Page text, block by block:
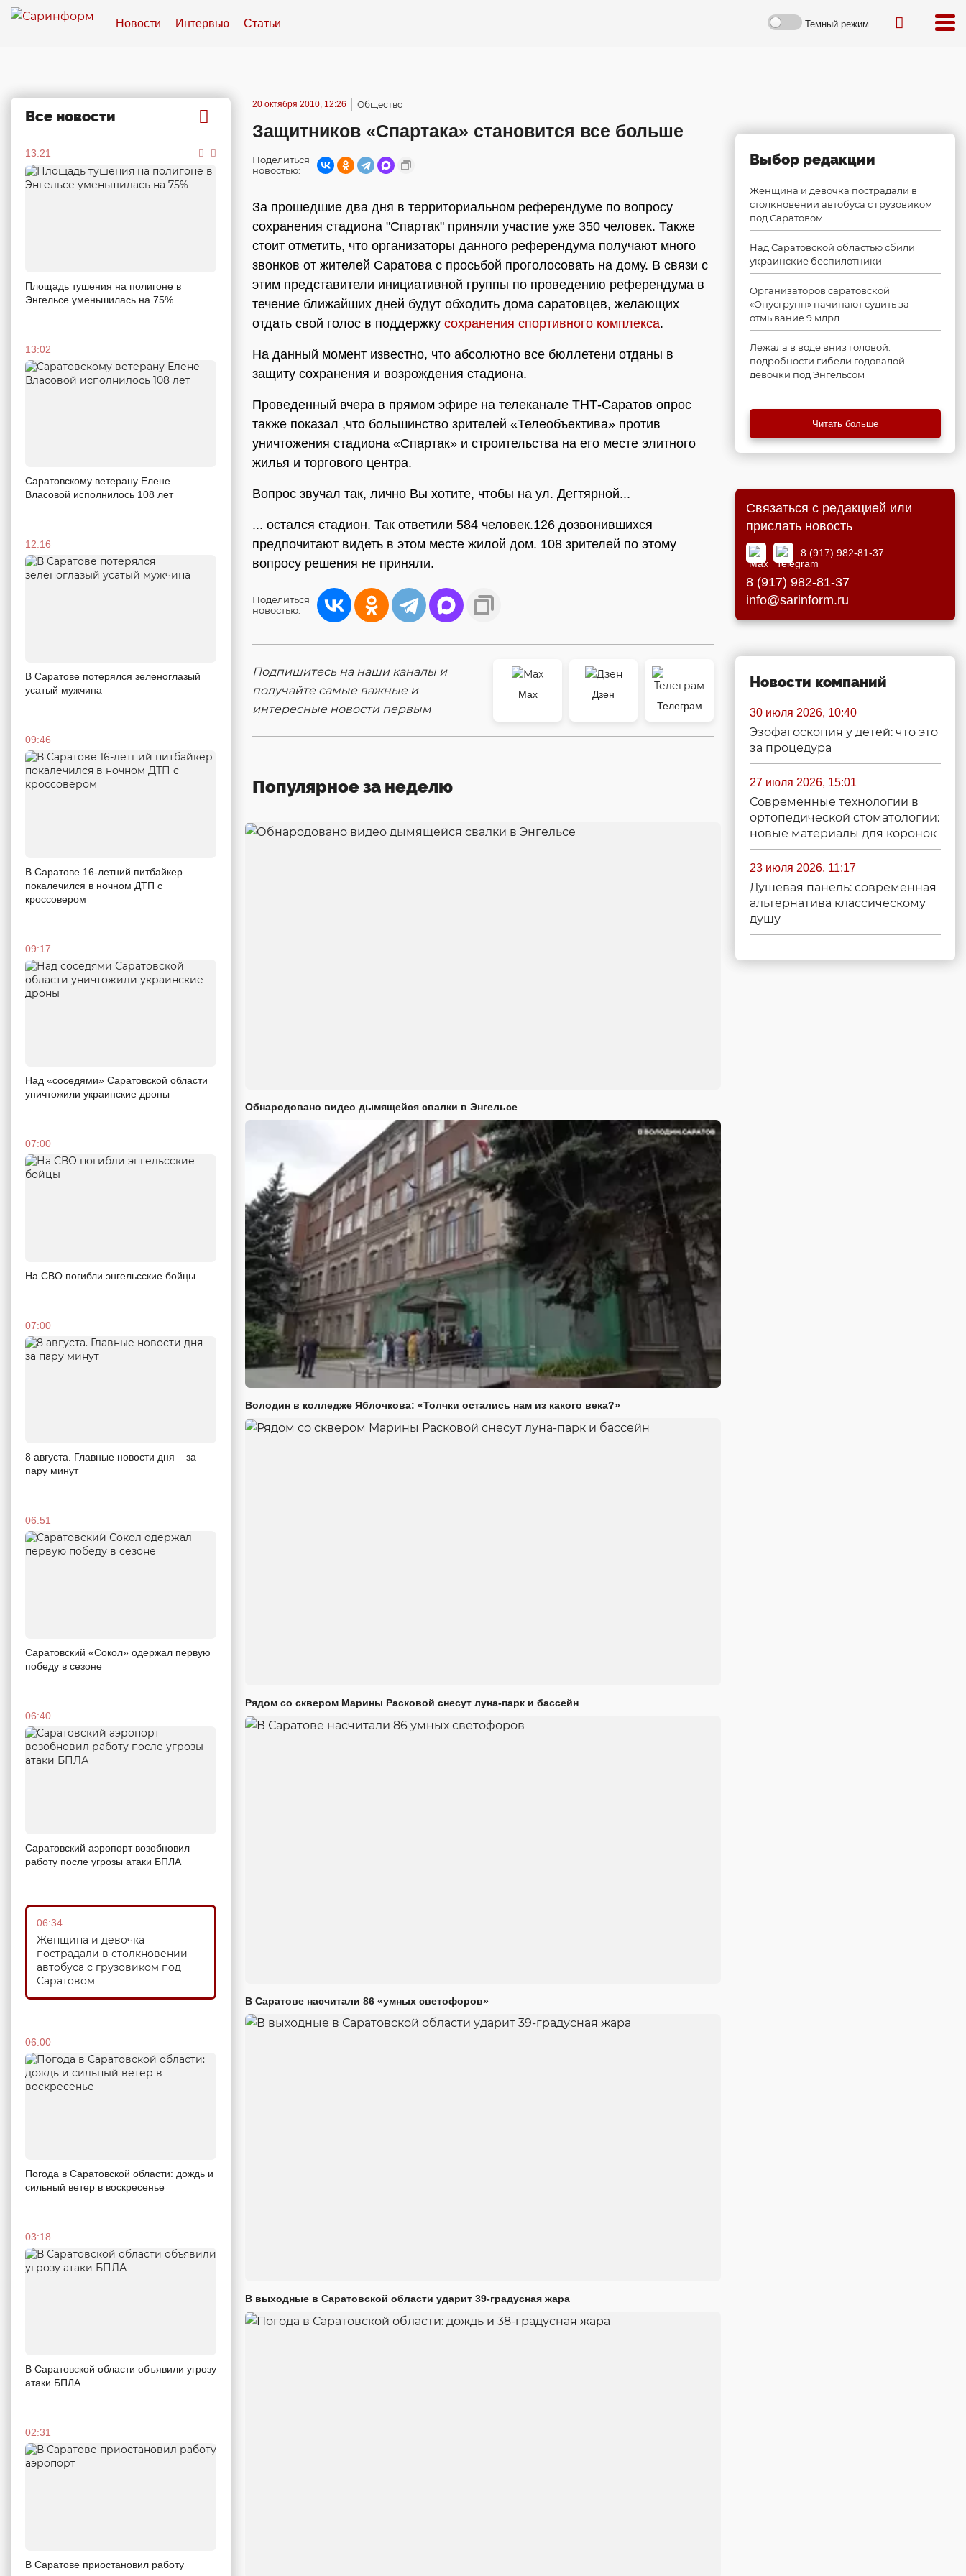
Новости Интервью Статьи Темный режим
Все новости
13:21
Площадь тушения на полигоне в
Энгельсе уменьшилась на 75%
13:02
Саратовскому ветерану Елене
Власовой исполнилось 108 лет
12:16
В Саратове потерялся зеленоглазый
усатый мужчина
09:46
В Саратове 16-летний питбайкер
покалечился в ночном ДТП с
кроссовером
09:17
Над «соседями» Саратовской области
уничтожили украинские дроны
07:00
На СВО погибли энгельсские бойцы
07:00
8 августа. Главные новости дня – за
пару минут
06:51
Саратовский «Сокол» одержал первую
победу в сезоне
06:40
Саратовский аэропорт возобновил
работу после угрозы атаки БПЛА
06:34
Женщина и девочка
пострадали в столкновении
автобуса с грузовиком под
Саратовом
06:00
Погода в Саратовской области: дождь и
сильный ветер в воскресенье
03:18
В Саратовской области объявили угрозу
атаки БПЛА
02:31
В Саратове приостановил работу
20 октября 2010, 12:26 Общество
Защитников «Спартака» становится все больше
Поделиться
новостью:
За прошедшие два дня в территориальном референдуме по вопросу
сохранения стадиона "Спартак" приняли участие уже 350 человек. Также
стоит отметить, что организаторы данного референдума получают много
звонков от жителей Саратова с просьбой проголосовать на дому. В связи с
этим представители инициативной группы по проведению референдума в
течение ближайших дней будут обходить дома саратовцев, желающих
отдать свой голос в поддержку сохранения спортивного комплекса.
На данный момент известно, что абсолютно все бюллетени отданы в
защиту сохранения и возрождения стадиона.
Проведенный вчера в прямом эфире на телеканале ТНТ-Саратов опрос
также показал ,что большинство зрителей «Телеобъектива» против
уничтожения стадиона «Спартак» и строительства на его месте элитного
жилья и торгового центра.
Вопрос звучал так, лично Вы хотите, чтобы на ул. Дегтярной...
... остался стадион. Так ответили 584 человек.126 дозвонившихся
предпочитают видеть в этом месте жилой дом. 108 зрителей по этому
вопросу решения не приняли.
Поделиться
новостью:
Подпишитесь на наши каналы и
получайте самые важные и
интересные новости первым
Max
Дзен
Телеграм
Популярное за неделю
Обнародовано видео дымящейся свалки в Энгельсе
Володин в колледже Яблочкова: «Толчки остались нам из какого века?»
Рядом со сквером Марины Расковой снесут луна-парк и бассейн
В Саратове насчитали 86 «умных светофоров»
В выходные в Саратовской области ударит 39-градусная жара
Выбор редакции
Женщина и девочка пострадали в
столкновении автобуса с грузовиком
под Саратовом
Над Саратовской областью сбили
украинские беспилотники
Организаторов саратовской
«Опусгрупп» начинают судить за
отмывание 9 млрд
Лежала в воде вниз головой:
подробности гибели годовалой
девочки под Энгельсом
Читать больше
Связаться с редакцией или
прислать новость
8 (917) 982-81-37
8 (917) 982-81-37
info@sarinform.ru
Новости компаний
30 июля 2026, 10:40
Эзофагоскопия у детей: что это
за процедура
27 июля 2026, 15:01
Современные технологии в
ортопедической стоматологии:
новые материалы для коронок
23 июля 2026, 11:17
Душевая панель: современная
альтернатива классическому
душу